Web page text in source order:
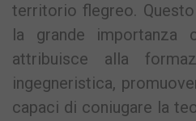
territorio flegreo.
la grande
attribuisce alla
ingegneristica,
capaci di coniugare la